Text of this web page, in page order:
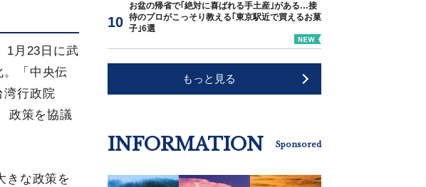
1月23日に武
。「中央伝
湾行政院
政策を協議
きな政策を
お盆の帰省で｢絶対に喜ばれる手土産｣がある…接
待のプロがこっそり教える｢東京駅近で買えるお菓
子｣6選
もっと見る
INFORMATION Sponsored